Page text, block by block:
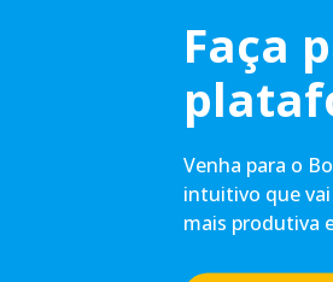
Faça
Venha para o
intuitivo que
mais produtiva